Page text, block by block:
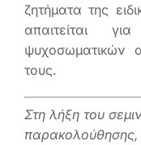
ζητήματα της
απαιτείται
ψυχοσωματικών
τους.
Στη λήξη του
παρακολούθησης,